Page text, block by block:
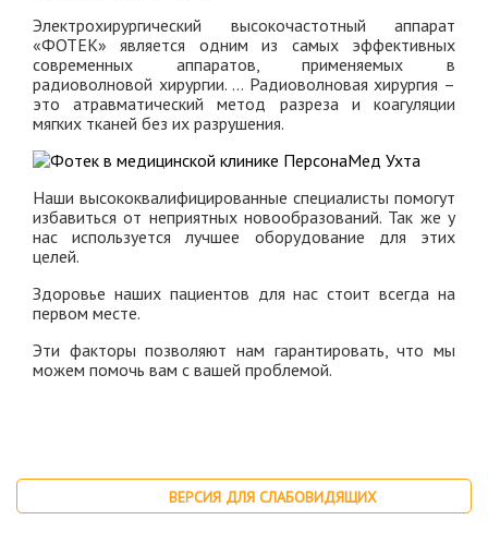
Электрохирургический высокочастотный аппарат
«ФОТЕК» является одним из самых эффективных
современных аппаратов, применяемых в
радиоволновой хирургии. ... Радиоволновая хирургия –
это атравматический метод разреза и коагуляции
мягких тканей без их разрушения.
Наши высококвалифицированные специалисты помогут
избавиться от неприятных новообразований. Так же у
нас используется лучшее оборудование для этих
целей.
Здоровье наших пациентов для нас стоит всегда на
первом месте.
Эти факторы позволяют нам гарантировать, что мы
можем помочь вам с вашей проблемой.
ВЕРСИЯ ДЛЯ СЛАБОВИДЯЩИХ